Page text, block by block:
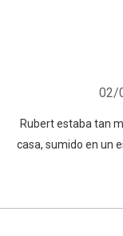
02/
Rubert estaba tan
casa, sumido en un